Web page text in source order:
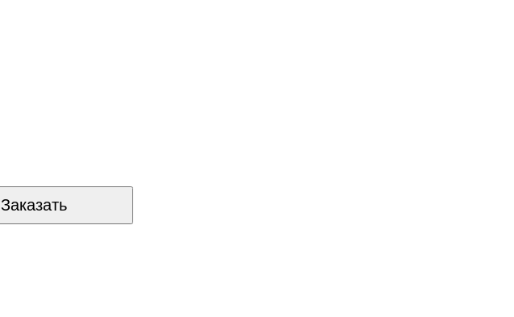
Заказать